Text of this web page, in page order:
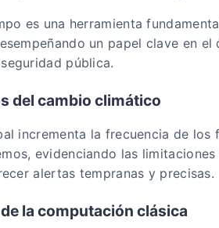
es una herramienta
un papel clave en el
pública.
del cambio climático
incrementa la frecuencia de los
evidenciando las
alertas tempranas y precisas.
la computación clásica